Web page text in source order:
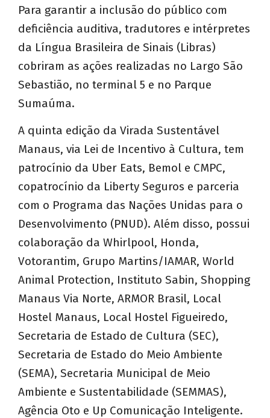
Para garantir a inclusão do público com
deficiência auditiva, tradutores e intérpretes
da Língua Brasileira de Sinais (Libras)
cobriram as ações realizadas no Largo São
Sebastião, no terminal 5 e no Parque
Sumaúma.
A quinta edição da Virada Sustentável
Manaus, via Lei de Incentivo à Cultura, tem
patrocínio da Uber Eats, Bemol e CMPC,
copatrocínio da Liberty Seguros e parceria
com o Programa das Nações Unidas para o
Desenvolvimento (PNUD). Além disso, possui
colaboração da Whirlpool, Honda,
Votorantim, Grupo Martins/IAMAR, World
Animal Protection, Instituto Sabin, Shopping
Manaus Via Norte, ARMOR Brasil, Local
Hostel Manaus, Local Hostel Figueiredo,
Secretaria de Estado de Cultura (SEC),
Secretaria de Estado do Meio Ambiente
(SEMA), Secretaria Municipal de Meio
Ambiente e Sustentabilidade (SEMMAS),
Agência Oto e Up Comunicação Inteligente.